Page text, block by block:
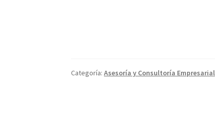
Categoría:Asesoría y Consultoría Empresarial